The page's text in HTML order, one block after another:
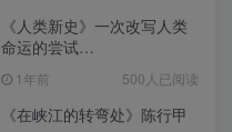
《人类新史》一次改写人类
命运的尝试
1年前 500人已阅读
《在峡江的转弯处》陈行甲